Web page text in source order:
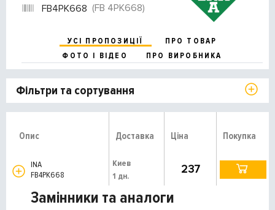
FB4PK668 (FB 4PK668)
УСІ ПРОПОЗИЦІЇ
ПРО ТОВАР
ФОТО І ВІДЕО
ПРО ВИРОБНИКА
Фільтри та сортування
Опис Доставка Ціна Покупка
INA
FB4PK668
Киев
1 дн.
237
Замінники та аналоги